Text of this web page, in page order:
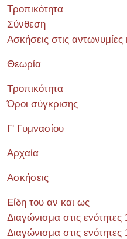
Τροπικότητα
Σύνθεση
Ασκήσεις στις
Θεωρία
Τροπικότητα
Όροι σύγκρισης
Γ' Γυμνασίου
Αρχαία
Ασκήσεις
Είδη του αν και ως
Διαγώνισμα στις ενότητες
Διαγώνισμα στις ενότητες